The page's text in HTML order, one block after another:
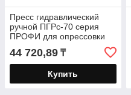
Пресс гидравлический
ручной ПГРс-70 серия
ПРОФИ для опрессовки
неизолированных
наконечников и гильз с
клапаном
44 720,89 ₸
Купить